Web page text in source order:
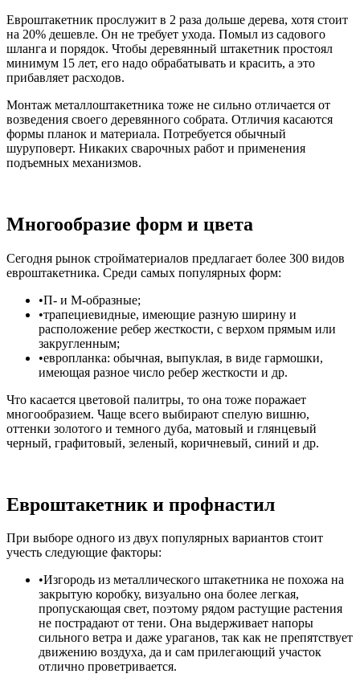
Евроштакетник прослужит в 2 раза дольше дерева, хотя стоит
на 20% дешевле. Он не требует ухода. Помыл из садового
шланга и порядок. Чтобы деревянный штакетник простоял
минимум 15 лет, его надо обрабатывать и красить, а это
прибавляет расходов.
Монтаж металлоштакетника тоже не сильно отличается от
возведения своего деревянного собрата. Отличия касаются
формы планок и материала. Потребуется обычный
шуруповерт. Никаких сварочных работ и применения
подъемных механизмов.
Многообразие форм и цвета
Сегодня рынок стройматериалов предлагает более 300 видов
евроштакетника. Среди самых популярных форм:
П- и М-образные;
трапециевидные, имеющие разную ширину и
расположение ребер жесткости, с верхом прямым или
закругленным;
европланка: обычная, выпуклая, в виде гармошки,
имеющая разное число ребер жесткости и др.
Что касается цветовой палитры, то она тоже поражает
многообразием. Чаще всего выбирают спелую вишню,
оттенки золотого и темного дуба, матовый и глянцевый
черный, графитовый, зеленый, коричневый, синий и др.
Евроштакетник и профнастил
При выборе одного из двух популярных вариантов стоит
учесть следующие факторы:
Изгородь из металлического штакетника не похожа на
закрытую коробку, визуально она более легкая,
пропускающая свет, поэтому рядом растущие растения
не пострадают от тени. Она выдерживает напоры
сильного ветра и даже ураганов, так как не препятствует
движению воздуха, да и сам прилегающий участок
отлично проветривается.